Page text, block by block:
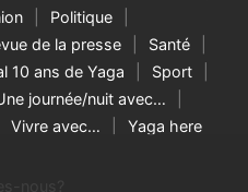
Politique
de la presse
Santé
10 ans de Yaga
Sport
journée/nuit avec…
Vivre avec… Yaga here